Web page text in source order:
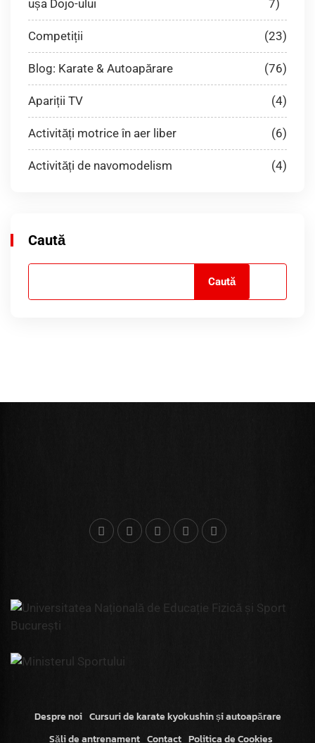
ușa Dojo-ului
7)
Competiții (23)
Blog: Karate & Autoapărare (76)
Apariții TV (4)
Activități motrice în aer liber (6)
Activități de navomodelism (4)
Caută
Caută
Despre noi Cursuri de karate kyokushin și autoapărare
Săli de antrenament Contact Politica de Cookies